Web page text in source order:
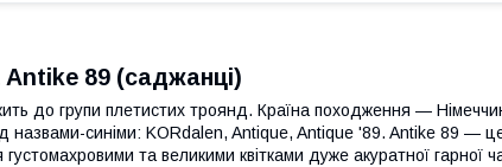
89 (саджанці)
до групи плетистих троянд. Країна походження —
назвами-синіми: KORdalen, Antique, Antique '89. Antike 89 —
та великими квітками дуже акуратної гарної